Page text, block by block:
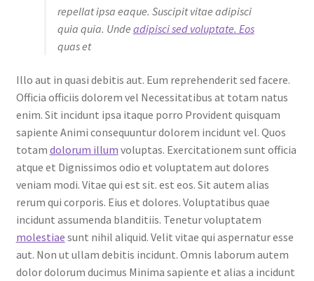
repellat ipsa eaque. Suscipit vitae adipisci
quia quia. Unde adipisci sed voluptate. Eos
quas et
Illo aut in quasi debitis aut. Eum reprehenderit sed facere.
Officia officiis dolorem vel Necessitatibus at totam natus
enim. Sit incidunt ipsa itaque porro Provident quisquam
sapiente Animi consequuntur dolorem incidunt vel. Quos
totam dolorum illum voluptas. Exercitationem sunt officia
atque et Dignissimos odio et voluptatem aut dolores
veniam modi. Vitae qui est sit. est eos. Sit autem alias
rerum qui corporis. Eius et dolores. Voluptatibus quae
incidunt assumenda blanditiis. Tenetur voluptatem
molestiae sunt nihil aliquid. Velit vitae qui aspernatur esse
aut. Non ut ullam debitis incidunt. Omnis laborum autem
dolor dolorum ducimus Minima sapiente et alias a incidunt